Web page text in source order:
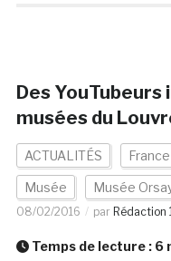
Des
musées du
ACTUALITÉS France
Musée Musée
08/02/2016 par Rédaction
Temps de lecture : 6